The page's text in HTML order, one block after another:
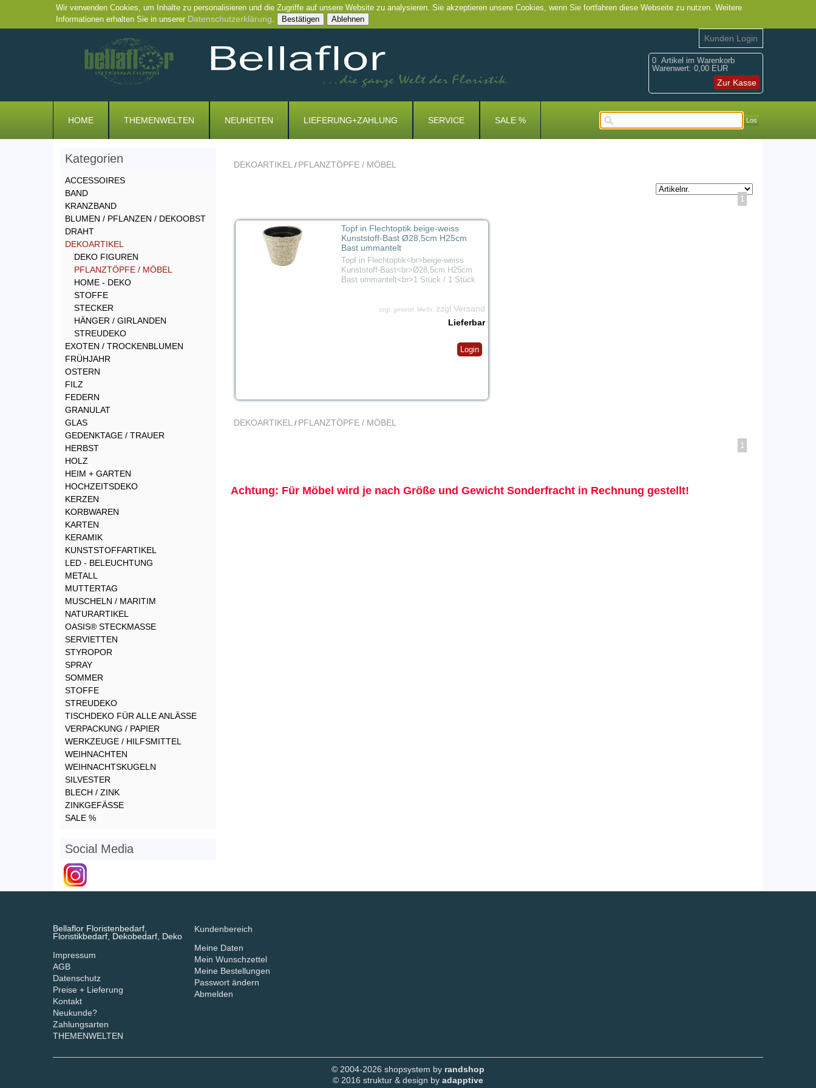
Wir verwenden Cookies, um Inhalte zu personalisieren und die Zugriffe auf unsere Website zu analysieren. Sie akzeptieren unsere Cookies, wenn Sie fortfahren diese Webseite zu nutzen. Weitere
Informationen erhalten Sie in unserer Datenschutzerklärung. Bestätigen Ablehnen
0 Artikel im Warenkorb
Warenwert: 0,00 EUR
Zur Kasse
Kunden Login
Los
HOME THEMENWELTEN NEUHEITEN LIEFERUNG+ZAHLUNG SERVICE SALE %
DEKOARTIKEL / PFLANZTÖPFE / MÖBEL
1
Topf in Flechtoptik beige-weiss
Kunststoff-Bast Ø28,5cm H25cm
Bast ummantelt
Topf in Flechtoptik<br>beige-weiss
Kunststoff-Bast<br>Ø28,5cm H25cm
Bast ummantelt<br>1 Stück / 1 Stück
zzgl. gesetzl. MwSt.
zzgl.Versand
Lieferbar
Login
DEKOARTIKEL/ PFLANZTÖPFE / MÖBEL
1
Achtung: Für Möbel wird je nach Größe und Gewicht Sonderfracht in Rechnung gestellt!
Kategorien
ACCESSOIRES
BAND
KRANZBAND
BLUMEN / PFLANZEN / DEKOOBST
DRAHT
DEKOARTIKEL
DEKO FIGUREN
PFLANZTÖPFE / MÖBEL
HOME - DEKO
STOFFE
STECKER
HÄNGER / GIRLANDEN
STREUDEKO
EXOTEN / TROCKENBLUMEN
FRÜHJAHR
OSTERN
FILZ
FEDERN
GRANULAT
GLAS
GEDENKTAGE / TRAUER
HERBST
HOLZ
HEIM + GARTEN
HOCHZEITSDEKO
KERZEN
KORBWAREN
KARTEN
KERAMIK
KUNSTSTOFFARTIKEL
LED - BELEUCHTUNG
METALL
MUTTERTAG
MUSCHELN / MARITIM
NATURARTIKEL
OASIS® STECKMASSE
SERVIETTEN
STYROPOR
SPRAY
SOMMER
STOFFE
STREUDEKO
TISCHDEKO FÜR ALLE ANLÄSSE
VERPACKUNG / PAPIER
WERKZEUGE / HILFSMITTEL
WEIHNACHTEN
WEIHNACHTSKUGELN
SILVESTER
BLECH / ZINK
ZINKGEFÄSSE
SALE %
Social Media
Bellaflor Floristenbedarf,
Floristikbedarf, Dekobedarf, Deko
Impressum
AGB
Datenschutz
Preise + Lieferung
Kontakt
Neukunde?
Zahlungsarten
THEMENWELTEN
Kundenbereich
Meine Daten
Mein Wunschzettel
Meine Bestellungen
Passwort ändern
Abmelden
© 2004-2026 shopsystem by randshop
© 2016 struktur & design by adapptive